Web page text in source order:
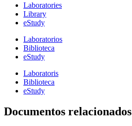
Laboratories
Library
eStudy
Laboratorios
Biblioteca
eStudy
Laboratoris
Biblioteca
eStudy
Documentos relacionados